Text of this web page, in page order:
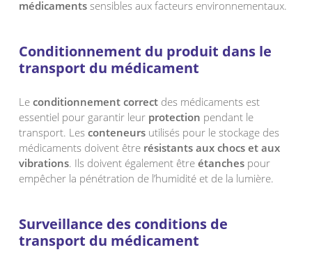
médicamentssensibles aux facteurs environnementaux.
Conditionnement du produit dans le
transport du médicament
Le conditionnement correctdes médicaments est
essentiel pour garantir leur protection pendant le
transport. Les conteneursutilisés pour le stockage des
médicaments doivent être résistants aux chocs et aux
vibrations. Ils doivent également être étanchespour
empêcher la pénétration de l’humidité et de la lumière.
Surveillance des conditions de
transport du médicament